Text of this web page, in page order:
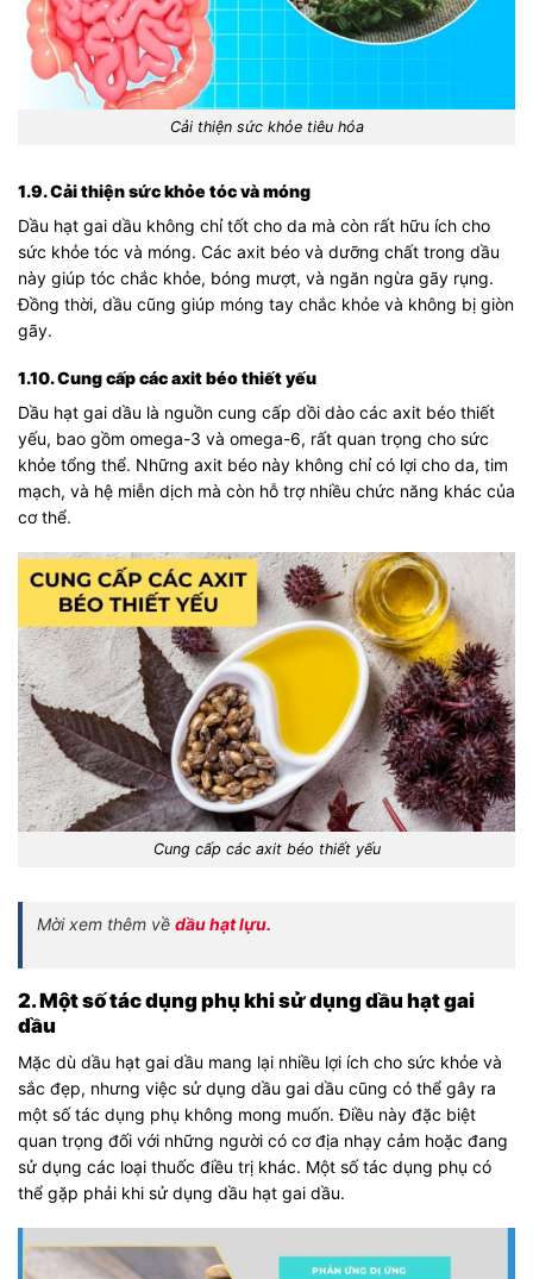
Cải thiện sức khỏe tiêu hóa
1.9. Cải thiện sức khỏe tóc và móng
Dầu hạt gai dầu không chỉ tốt cho da mà còn rất hữu ích cho
sức khỏe tóc và móng. Các axit béo và dưỡng chất trong dầu
này giúp tóc chắc khỏe, bóng mượt, và ngăn ngừa gãy rụng.
Đồng thời, dầu cũng giúp móng tay chắc khỏe và không bị giòn
gãy.
1.10. Cung cấp các axit béo thiết yếu
Dầu hạt gai dầu là nguồn cung cấp dồi dào các axit béo thiết
yếu, bao gồm omega-3 và omega-6, rất quan trọng cho sức
khỏe tổng thể. Những axit béo này không chỉ có lợi cho da, tim
mạch, và hệ miễn dịch mà còn hỗ trợ nhiều chức năng khác của
cơ thể.
Cung cấp các axit béo thiết yếu
Mời xem thêm về dầu hạt lựu.
2. Một số tác dụng phụ khi sử dụng dầu hạt gai
dầu
Mặc dù dầu hạt gai dầu mang lại nhiều lợi ích cho sức khỏe và
sắc đẹp, nhưng việc sử dụng dầu gai dầu cũng có thể gây ra
một số tác dụng phụ không mong muốn. Điều này đặc biệt
quan trọng đối với những người có cơ địa nhạy cảm hoặc đang
sử dụng các loại thuốc điều trị khác. Một số tác dụng phụ có
thể gặp phải khi sử dụng dầu hạt gai dầu.